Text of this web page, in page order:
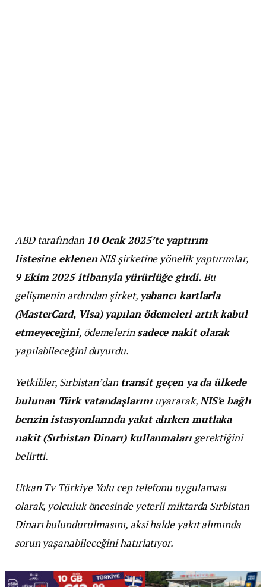
ABD tarafından 10 Ocak 2025’te yaptırım
listesine eklenenNIS şirketine yönelik yaptırımlar,
9 Ekim 2025 itibarıyla yürürlüğe girdi.Bu
gelişmenin ardından şirket, yabancı kartlarla
(MasterCard, Visa) yapılan ödemeleri artık kabul
etmeyeceğini, ödemelerinsadece nakit olarak
yapılabileceğini duyurdu.
Yetkililer, Sırbistan’dan transit geçen ya da ülkede
bulunan Türk vatandaşlarınıuyararak,NIS’e bağlı
benzin istasyonlarında yakıt alırken mutlaka
nakit (Sırbistan Dinarı) kullanmalarıgerektiğini
belirtti.
Utkan Tv Türkiye Yolu cep telefonu uygulaması
olarak, yolculuk öncesinde yeterli miktarda Sırbistan
Dinarı bulundurulmasını, aksi halde yakıt alımında
sorun yaşanabileceğini hatırlatıyor.